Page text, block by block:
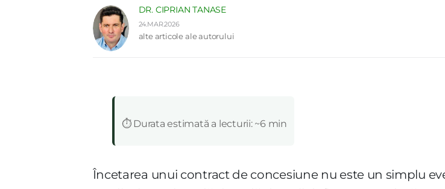
DR. CIPRIAN TANASE
24.MAR.2026
alte articole ale autorului
⏱️ Durata estimată a lecturii: ~6 min
Încetarea unui contract de concesiune nu este un simplu